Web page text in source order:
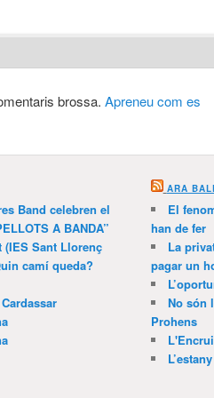
brossa. Apreneu com es
Band celebren el
A BANDA”
Sant Llorenç
camí queda?
ARA
El
han de fer
La
pagar un
No són
Prohens